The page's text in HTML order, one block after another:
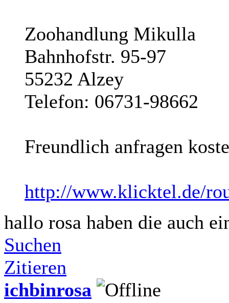
Zoohandlung Mikulla
Bahnhofstr. 95-97
55232 Alzey
Telefon: 06731-98662
Freundlich anfragen
http://www.klicktel.de/
hallo rosa haben die auch
Suchen
Zitieren
ichbinrosa